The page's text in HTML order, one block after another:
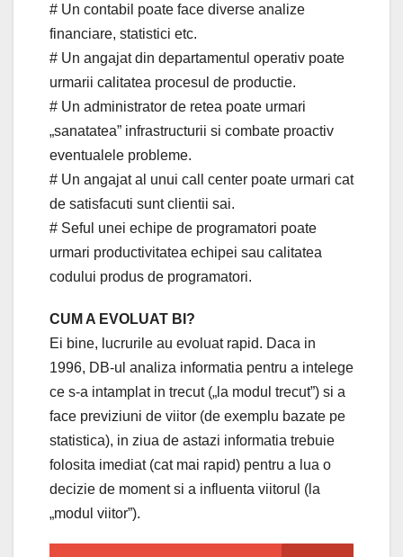
# Un contabil poate face diverse analize
financiare, statistici etc.
# Un angajat din departamentul operativ poate
urmarii calitatea procesul de productie.
# Un administrator de retea poate urmari
„sanatatea” infrastructurii si combate proactiv
eventualele probleme.
# Un angajat al unui call center poate urmari cat
de satisfacuti sunt clientii sai.
# Seful unei echipe de programatori poate
urmari productivitatea echipei sau calitatea
codului produs de programatori.
CUM A EVOLUAT BI?
Ei bine, lucrurile au evoluat rapid. Daca in
1996, DB-ul analiza informatia pentru a intelege
ce s-a intamplat in trecut („la modul trecut”) si a
face previziuni de viitor (de exemplu bazate pe
statistica), in ziua de astazi informatia trebuie
folosita imediat (cat mai rapid) pentru a lua o
decizie de moment si a influenta viitorul (la
„modul viitor”).